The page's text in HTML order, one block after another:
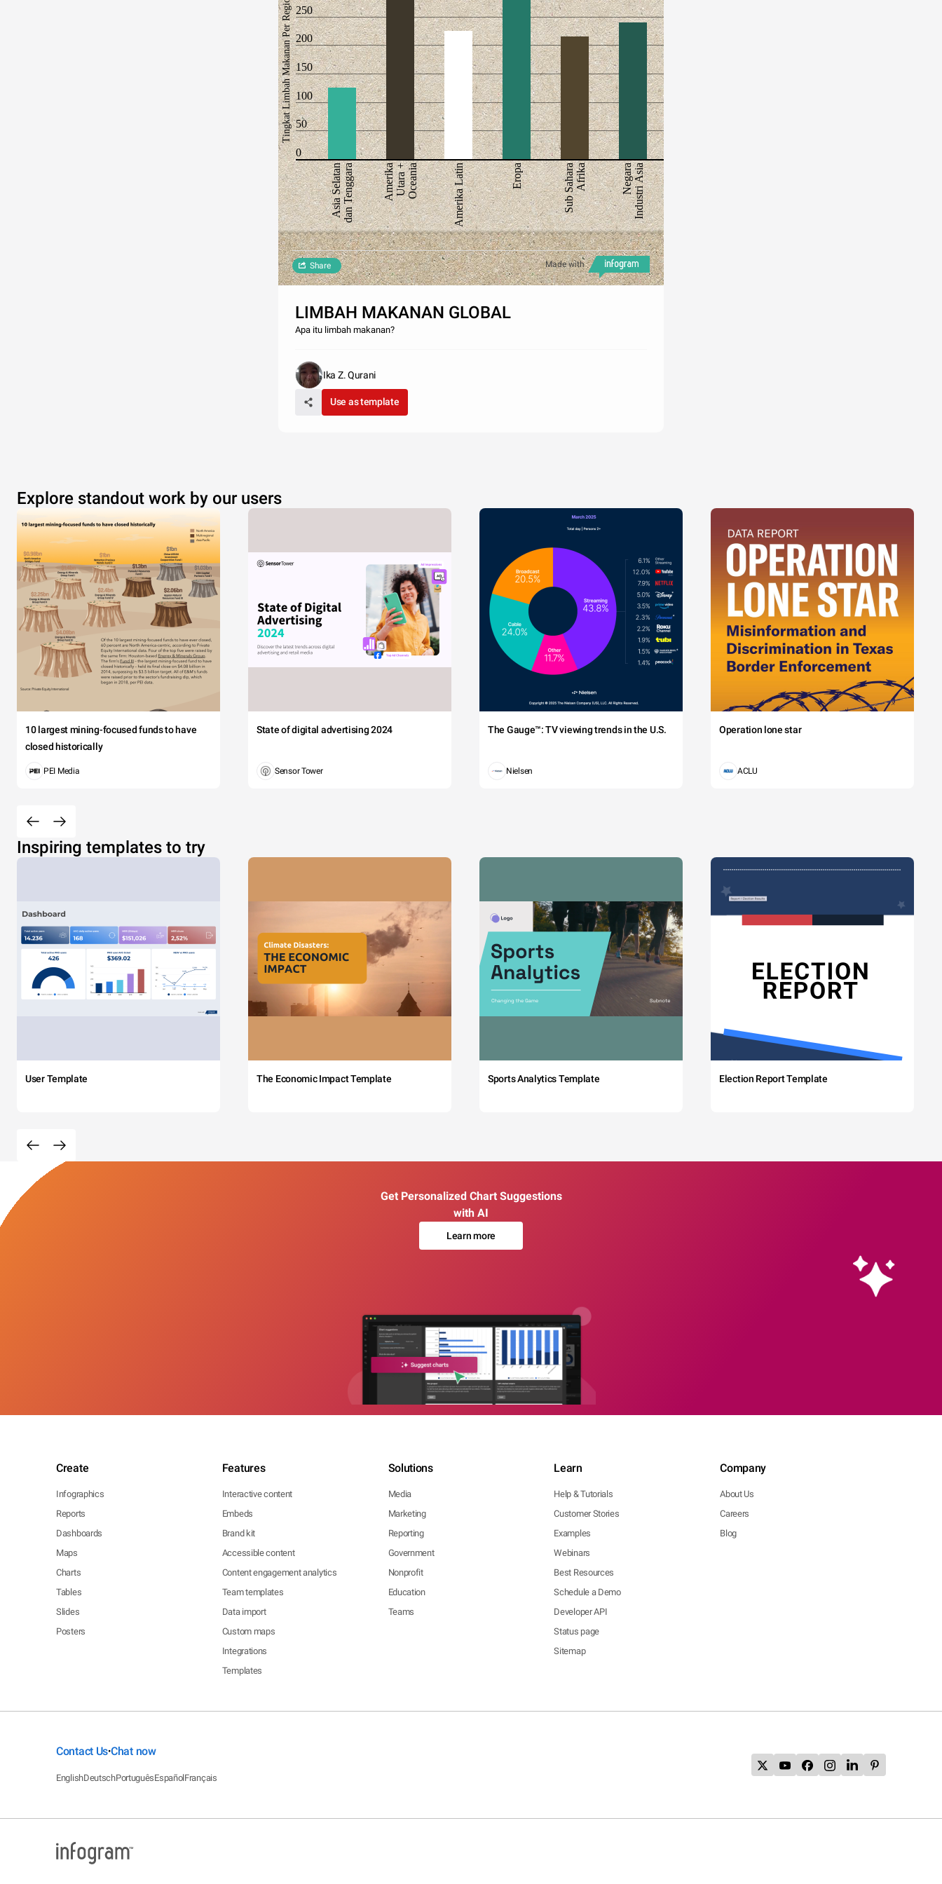
250
200
150
100
50
0
Asia Selatandan Tenggara AmerikaUtara +Oceania Amerika Latin Eropa Sub SaharaAfrika NegaraIndustri Asia
Tingkat Limbah Makanan Per Region
Made with
Share
LIMBAH MAKANAN GLOBAL
Apa itu limbah makanan?
Ika Z. Qurani
Use as template
Explore standout work by our users
10 largest mining-focused funds to have
closed historically
PEI Media
State of digital advertising 2024
Sensor Tower
The Gauge™: TV viewing trends in the U.S.
Nielsen
Operation lone star
ACLU
Inspiring templates to try
User Template The Economic Impact Template Sports Analytics Template Election Report Template
Get Personalized Chart Suggestions
with AI
Learn more
Create
Infographics
Reports
Dashboards
Maps
Charts
Tables
Slides
Posters
Features
Interactive content
Embeds
Brand kit
Accessible content
Content engagement analytics
Team templates
Data import
Custom maps
Integrations
Templates
Solutions
Media
Marketing
Reporting
Government
Nonprofit
Education
Teams
Learn
Help & Tutorials
Customer Stories
Examples
Webinars
Best Resources
Schedule a Demo
Developer API
Status page
Sitemap
Company
About Us
Careers
Blog
Contact Us•Chat now
EnglishDeutschPortuguêsEspañolFrançais